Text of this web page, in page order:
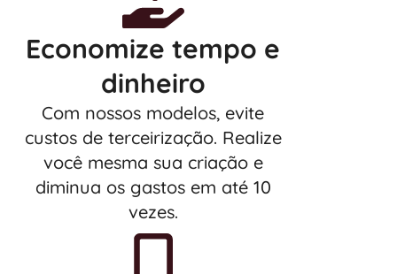
Economize tempo e
dinheiro
Com nossos modelos, evite
custos de terceirização. Realize
você mesma sua criação e
diminua os gastos em até 10
vezes.